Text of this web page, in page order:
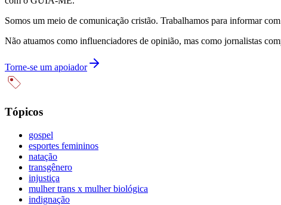
Somos um meio de comunicação cristão. Trabalhamos para informar
Não atuamos como influenciadores de opinião, mas como jornalistas
Torne-se um apoiador
Tópicos
gospel
esportes femininos
natação
transgênero
injustiça
mulher trans x mulher biológica
indignação